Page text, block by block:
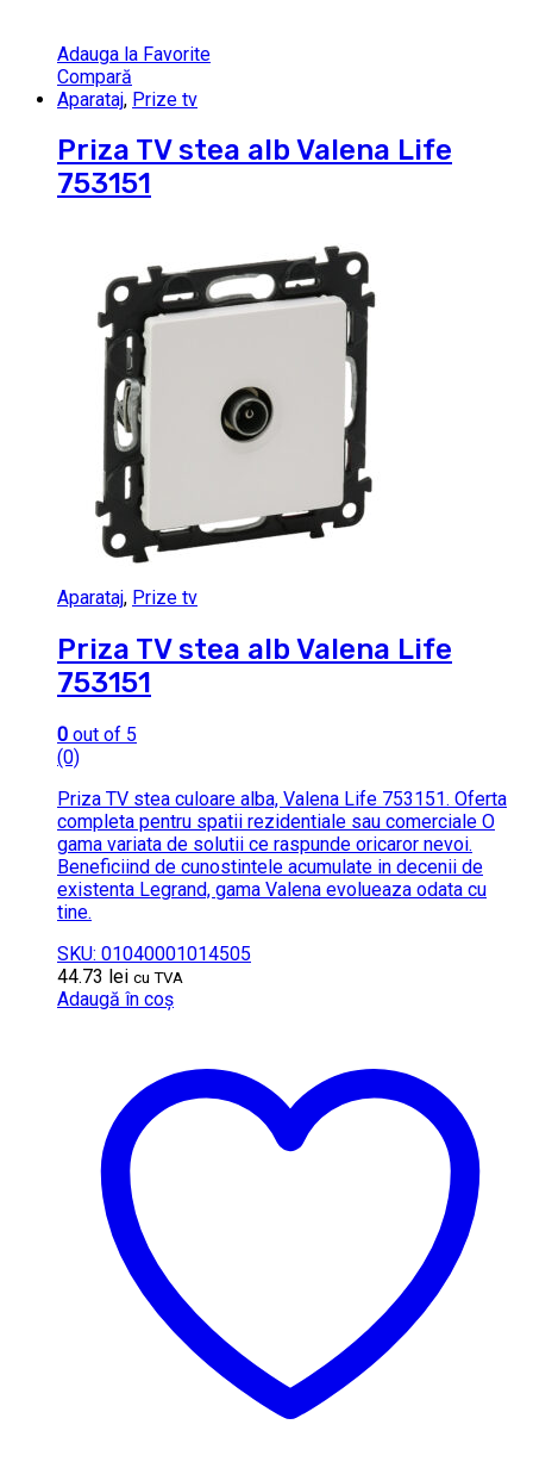
Adauga la Favorite
Compară
Aparataj, Prize tv
Priza TV stea alb Valena Life
753151
Aparataj, Prize tv
Priza TV stea alb Valena Life
753151
0 out of 5
(0)
Priza TV stea culoare alba, Valena Life 753151. Oferta
completa pentru spatii rezidentiale sau comerciale O
gama variata de solutii ce raspunde oricaror nevoi.
Beneficiind de cunostintele acumulate in decenii de
existenta Legrand, gama Valena evolueaza odata cu
tine.
SKU: 01040001014505
44.73 lei cu TVA
Adaugă în coș